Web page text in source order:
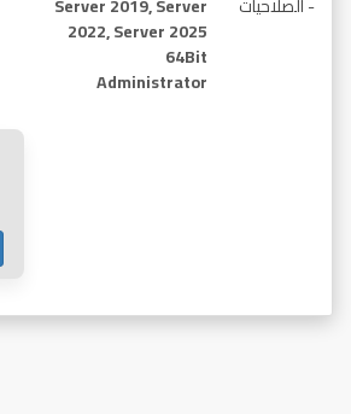
2022, Server 2025
64Bit
Administrator